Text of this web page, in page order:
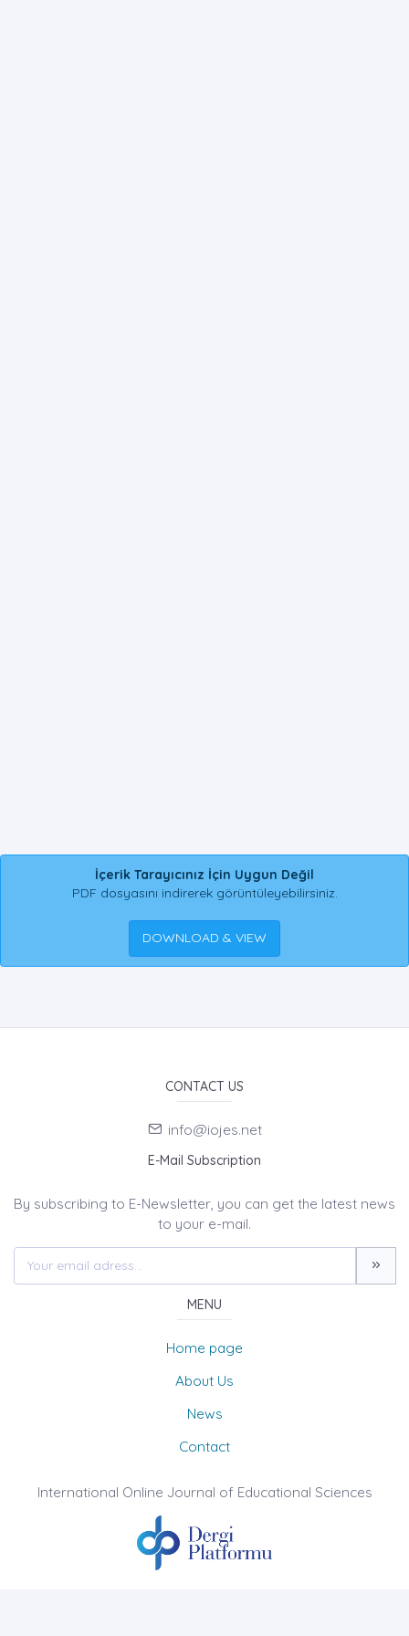
İçerik Tarayıcınız İçin Uygun Değil
PDF dosyasını indirerek görüntüleyebilirsiniz.
DOWNLOAD & VIEW
CONTACT US
info@iojes.net
E-Mail Subscription
By subscribing to E-Newsletter, you can get the latest news
to your e-mail.
MENU
Home page
About Us
News
Contact
International Online Journal of Educational Sciences